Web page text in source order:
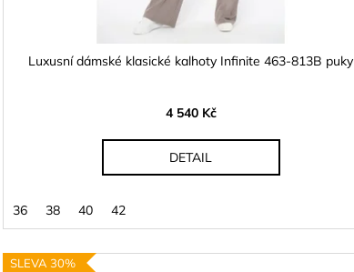
Luxusní dámské klasické kalhoty Infinite 463-813B puky
4 540 Kč
DETAIL
36 38 40 42
SLEVA 30%